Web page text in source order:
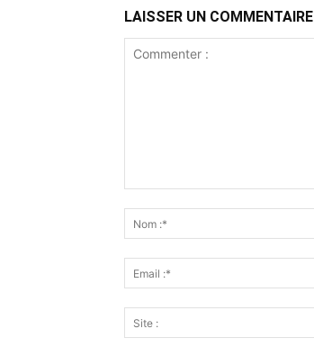
LAISSER UN COMMENTAIRE